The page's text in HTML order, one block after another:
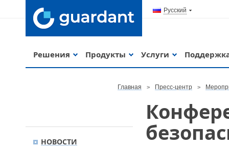
Русский
Решения Продукты Услуги
Главная Пресс-центр
НОВОСТИ